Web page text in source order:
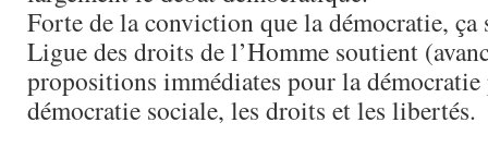
Forte de la conviction que la démocratie, ça
Ligue des droits de l’Homme soutient
propositions immédiates pour la
démocratie sociale, les droits et les libertés.